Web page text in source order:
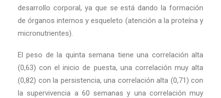
desarrollo corporal, ya que se está dando la formación
de órganos internos y esqueleto (atención a la proteína y
micronutrientes).
El peso de la quinta semana tiene una correlación alta
(0,63) con el inicio de puesta, una correlación muy alta
(0,82) con la persistencia, una correlación alta (0,71) con
la supervivencia a 60 semanas y una correlación muy